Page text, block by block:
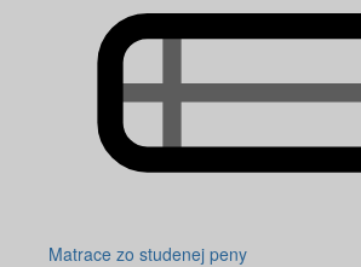
Matrace zo studenej peny